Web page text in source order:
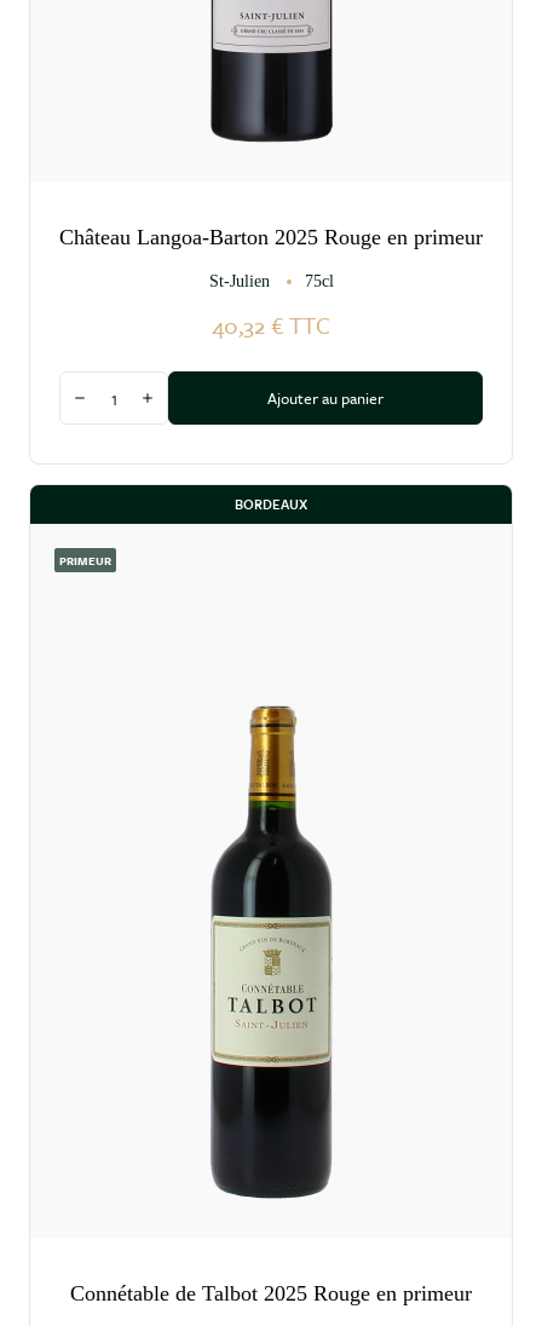
Château Langoa-Barton 2025 Rouge en primeur
St-Julien 75cl
40,32 €TTC
Diminuer la quantité
Augmenter la quantitéAjouter au panier
BORDEAUX
PRIMEUR
Connétable de Talbot 2025 Rouge en primeur